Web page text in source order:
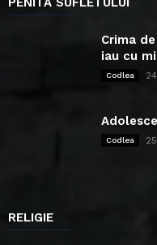
Crima
iau cu
Codlea
Codlea
RELIGIE